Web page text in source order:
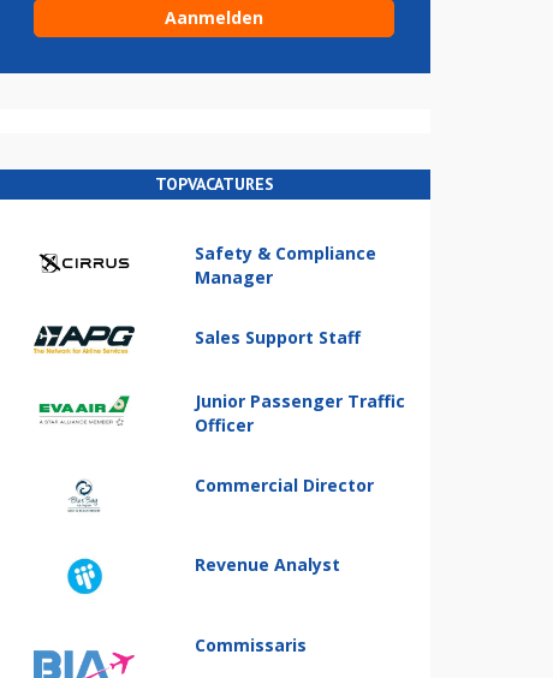
TOPVACATURES
Safety & Compliance
Manager
Sales Support Staff
Junior Passenger Traffic
Officer
Commercial Director
Revenue Analyst
Commissaris